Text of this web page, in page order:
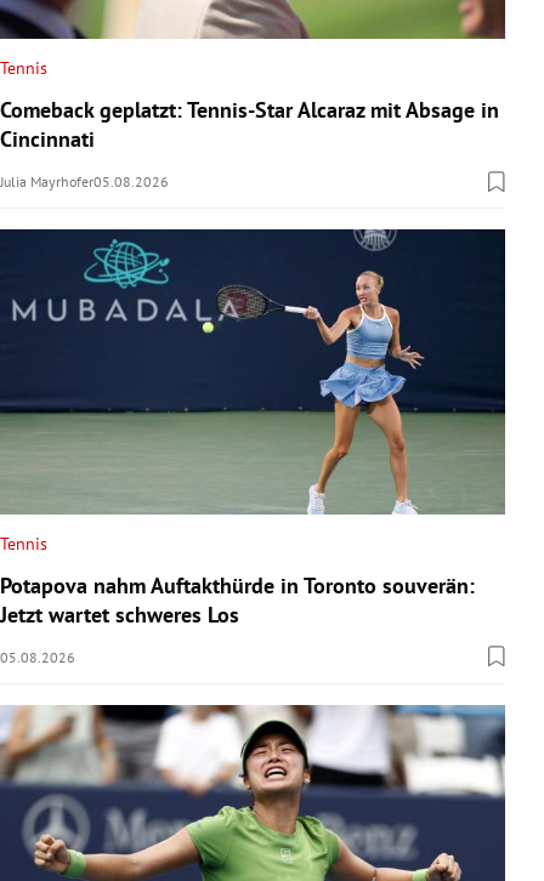
Tennis
Comeback geplatzt: Tennis-Star Alcaraz mit Absage in
Cincinnati
Julia Mayrhofer05.08.2026
Tennis
Potapova nahm Auftakthürde in Toronto souverän:
Jetzt wartet schweres Los
05.08.2026